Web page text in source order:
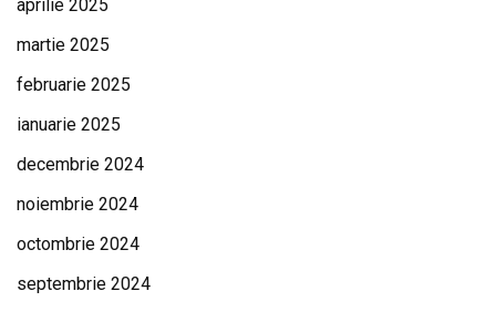
aprilie 2025
martie 2025
februarie 2025
ianuarie 2025
decembrie 2024
noiembrie 2024
octombrie 2024
septembrie 2024